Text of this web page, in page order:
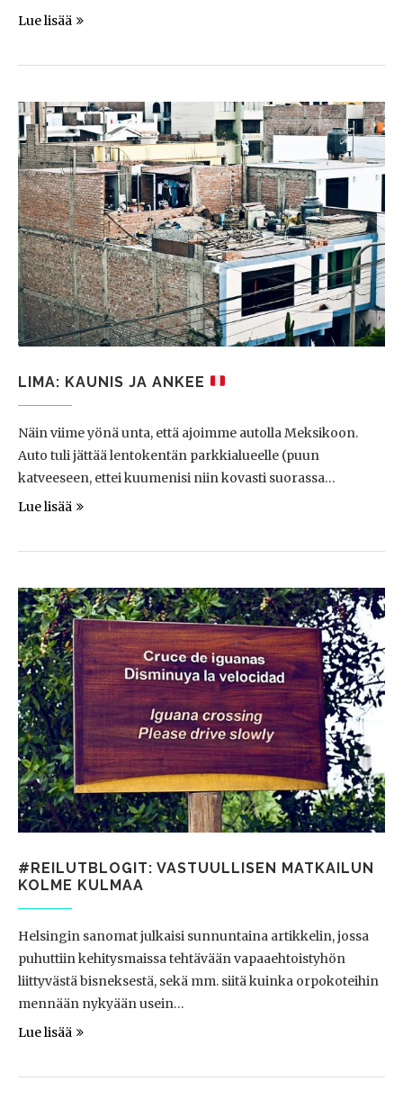
Lue lisää
LIMA: KAUNIS JA ANKEE
Näin viime yönä unta, että ajoimme autolla Meksikoon.
Auto tuli jättää lentokentän parkkialueelle (puun
katveeseen, ettei kuumenisi niin kovasti suorassa…
Lue lisää
#REILUTBLOGIT: VASTUULLISEN MATKAILUN
KOLME KULMAA
Helsingin sanomat julkaisi sunnuntaina artikkelin, jossa
puhuttiin kehitysmaissa tehtävään vapaaehtoistyhön
liittyvästä bisneksestä, sekä mm. siitä kuinka orpokoteihin
mennään nykyään usein…
Lue lisää